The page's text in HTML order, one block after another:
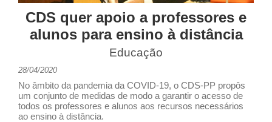
CDS quer apoio a professores e
alunos para ensino à distância
Educação
28/04/2020
No âmbito da pandemia da COVID-19, o CDS-PP propôs
um conjunto de medidas de modo a garantir o acesso de
todos os professores e alunos aos recursos necessários
ao ensino à distância.